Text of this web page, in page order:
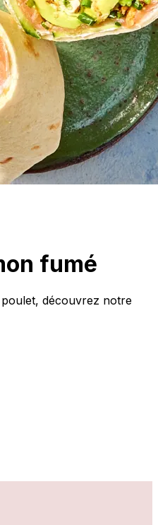
fumé
découvrez notre